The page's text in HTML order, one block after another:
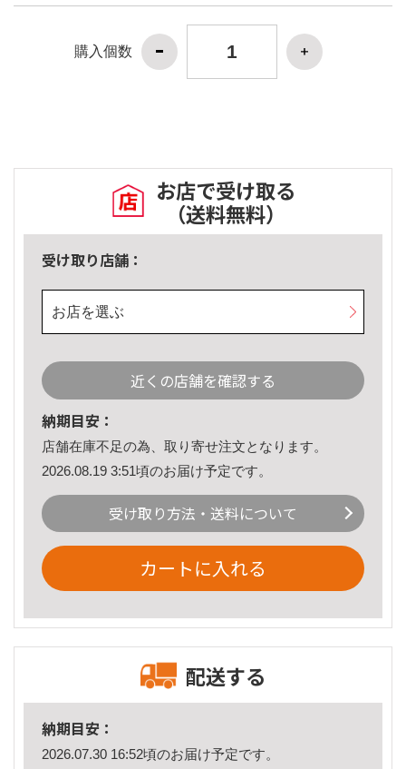
購入個数
お店で受け取る
（送料無料）
受け取り店舗：
お店を選ぶ
近くの店舗を確認する
納期目安：
店舗在庫不足の為、取り寄せ注文となります。
2026.08.19 3:51頃のお届け予定です。
受け取り方法・送料について
カートに入れる
配送する
納期目安：
2026.07.30 16:52頃のお届け予定です。